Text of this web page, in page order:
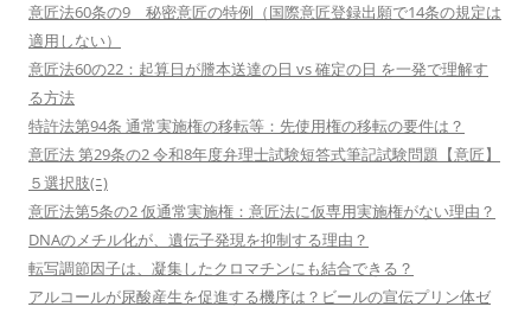
意匠法60条の9 秘密意匠の特例（国際意匠登録出願で14条の規定は
適用しない）
意匠法60の22：起算日が謄本送達の日 vs 確定の日 を一発で理解す
る方法
特許法第94条 通常実施権の移転等：先使用権の移転の要件は？
意匠法 第29条の2 令和8年度弁理士試験短答式筆記試験問題【意匠】
５選択肢(ﾆ)
意匠法第5条の2 仮通常実施権：意匠法に仮専用実施権がない理由？
DNAのメチル化が、遺伝子発現を抑制する理由？
転写調節因子は、凝集したクロマチンにも結合できる？
アルコールが尿酸産生を促進する機序は？ビールの宣伝プリン体ゼ